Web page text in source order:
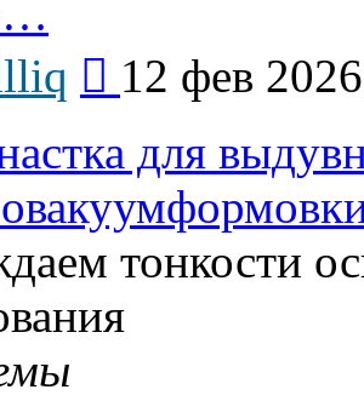
последнему
12 фев
для
тонкости